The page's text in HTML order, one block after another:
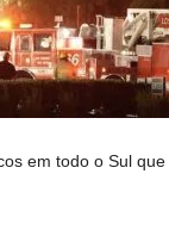
em todo o Sul